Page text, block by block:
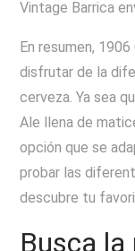
Vintage Barrica
En resumen,
disfrutar de la
cerveza. Ya sea
Ale llena de
opción que se
probar las
descubre tu
Busca